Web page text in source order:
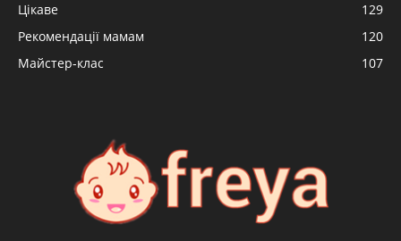
Цікаве
129
Рекомендації мамам
120
Майстер-клас
107